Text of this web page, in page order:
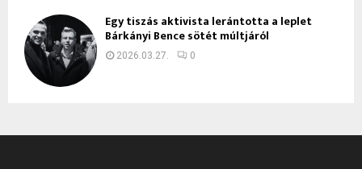
Egy tiszás aktivista lerántotta a leplet
Bárkányi Bence sötét múltjáról
2026.03.27. 0